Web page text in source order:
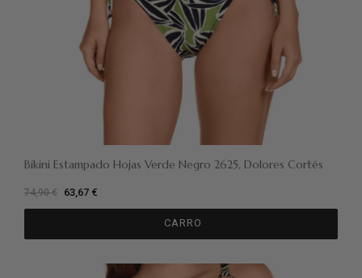
Bikini Estampado Hojas Verde Negro 2625, Dolores Cortés
74,90 € 63,67 €
CARRO